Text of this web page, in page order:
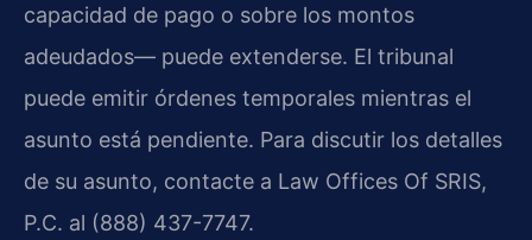
capacidad de pago o sobre los montos
adeudados— puede extenderse. El tribunal
puede emitir órdenes temporales mientras el
asunto está pendiente. Para discutir los detalles
de su asunto, contacte a Law Offices Of SRIS,
P.C. al (888) 437-7747.